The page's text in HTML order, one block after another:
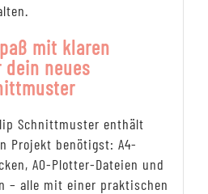
mit klaren
neues
Schnittmuster enthält
Projekt benötigst: A4-
A0-Plotter-Dateien und
– alle mit einer praktischen